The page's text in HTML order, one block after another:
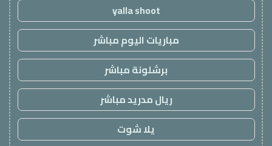
yalla shoot
مباريات اليوم مباشر
برشلونة مباشر
ريال مدريد مباشر
يلا شوت